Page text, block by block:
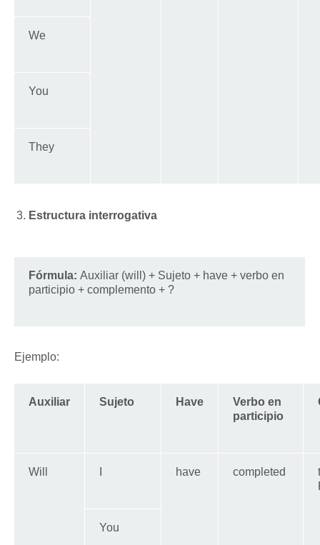
We
You
They
Estructura interrogativa
Fórmula: Auxiliar (will) + Sujeto + have + verbo en
participio + complemento + ?
Ejemplo:
Auxiliar Sujeto Have
Verbo en
participio
Will have completed
You